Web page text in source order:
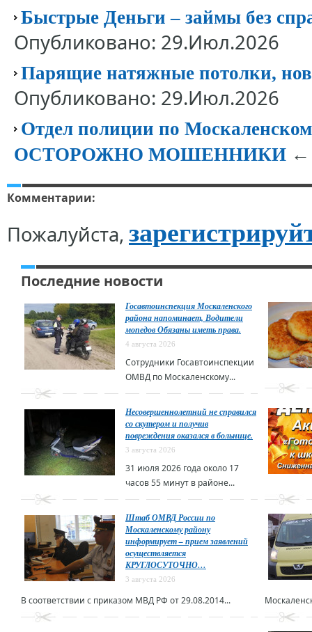
Быстрые Деньги – займы без
Опубликовано: 29.Июл.2026
Парящие натяжные потолки,
Опубликовано: 29.Июл.2026
Отдел полиции по
ОСТОРОЖНО МОШЕННИКИ ←
Комментарии:
Пожалуйста,
Последние новости
Госавтоинспекция Москаленского
района напоминает, Водители
мопедов Обязаны иметь права.
4 августа 2026
Сотрудники Госавтоинспекции
ОМВД по Москаленскому...
Несовершеннолетний не справился
со скутером и получив
повреждения оказался в больнице.
3 августа 2026
31 июля 2026 года около 17
часов 55 минут в районе...
Штаб ОМВД России по
Москаленскому району
информирует – прием заявлений
осуществляется
КРУГЛОСУТОЧНО…
3 августа 2026
В соответствии с приказом МВД РФ от 29.08.2014...